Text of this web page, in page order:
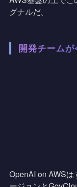
グナルだ。
開発チーム
OpenAI on AWS